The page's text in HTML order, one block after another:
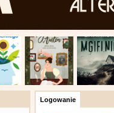
Logowanie